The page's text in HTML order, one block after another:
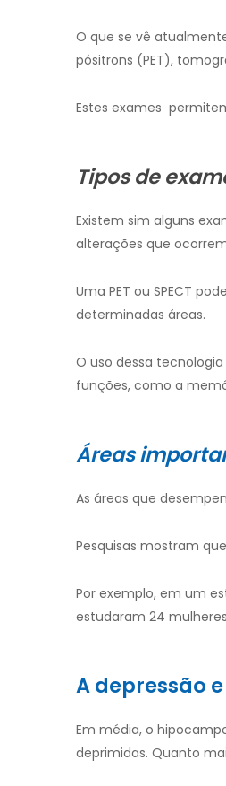
O que se vê
pósitrons (PET),
Estes exames
Tipos de
Existem sim alguns
alterações que
Uma PET ou SPECT
determinadas áreas.
O uso dessa
funções, como a
Áreas
As áreas que
Pesquisas mostram
Por exemplo, em um
estudaram 24
A depressão
Em média, o
deprimidas. Quanto